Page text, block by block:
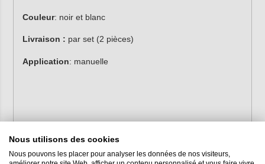
Couleur: noir et blanc
Livraison : par set (2 pièces)
Application: manuelle
Nous utilisons des cookies
Nous pouvons les placer pour analyser les données de nos visiteurs,